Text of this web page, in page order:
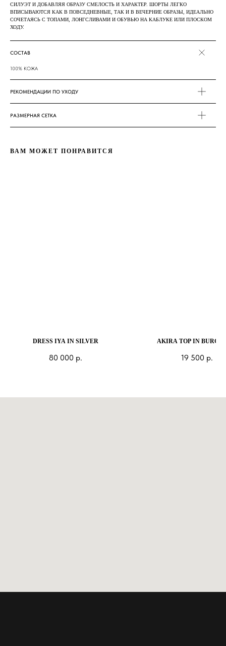
СИЛУЭТ И ДОБАВЛЯЯ ОБРАЗУ СМЕЛОСТЬ И ХАРАКТЕР. ШОРТЫ ЛЕГКО
ВПИСЫВАЮТСЯ КАК В ПОВСЕДНЕВНЫЕ, ТАК И В ВЕЧЕРНИЕ ОБРАЗЫ, ИДЕАЛЬНО
СОЧЕТАЯСЬ С ТОПАМИ, ЛОНГСЛИВАМИ И ОБУВЬЮ НА КАБЛУКЕ ИЛИ ПЛОСКОМ
ХОДУ.
СОСТАВ
100% КОЖА
РЕКОМЕНДАЦИИ ПО УХОДУ
РАЗМЕРНАЯ СЕТКА
ВАМ МОЖЕТ ПОНРАВИТСЯ
DRESS IYA IN SILVER
80 000 р.
AKIRA TOP IN
19 500 р.